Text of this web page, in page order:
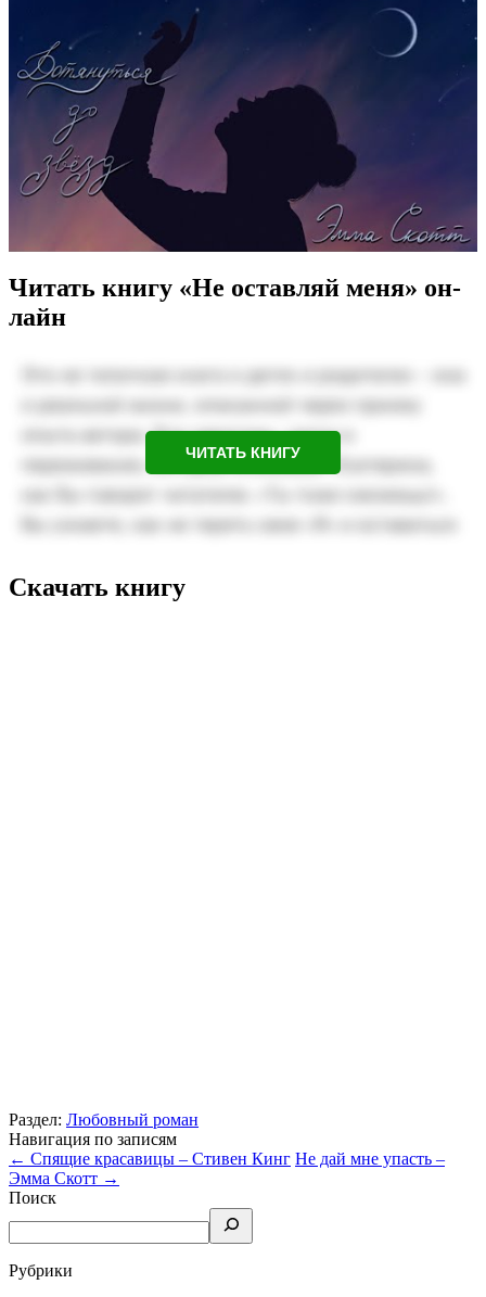
Читать книгу «Не оставляй меня» он-
лайн
ЧИТАТЬ КНИГУ
Скачать книгу
Раздел: Любовный роман
Навигация по записям
← Спящие красавицы – Стивен Кинг Не дай мне упасть –
Эмма Скотт →
Поиск
Рубрики